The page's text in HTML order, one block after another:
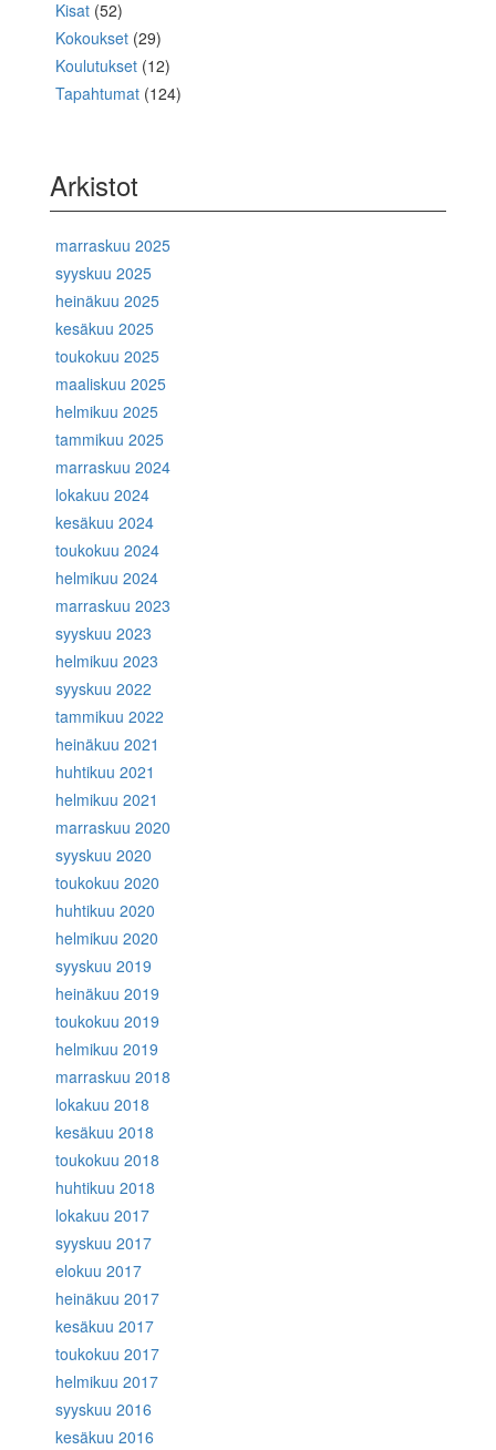
Kisat (52)
Kokoukset (29)
Koulutukset (12)
Tapahtumat (124)
Arkistot
marraskuu 2025
syyskuu 2025
heinäkuu 2025
kesäkuu 2025
toukokuu 2025
maaliskuu 2025
helmikuu 2025
tammikuu 2025
marraskuu 2024
lokakuu 2024
kesäkuu 2024
toukokuu 2024
helmikuu 2024
marraskuu 2023
syyskuu 2023
helmikuu 2023
syyskuu 2022
tammikuu 2022
heinäkuu 2021
huhtikuu 2021
helmikuu 2021
marraskuu 2020
syyskuu 2020
toukokuu 2020
huhtikuu 2020
helmikuu 2020
syyskuu 2019
heinäkuu 2019
toukokuu 2019
helmikuu 2019
marraskuu 2018
lokakuu 2018
kesäkuu 2018
toukokuu 2018
huhtikuu 2018
lokakuu 2017
syyskuu 2017
elokuu 2017
heinäkuu 2017
kesäkuu 2017
toukokuu 2017
helmikuu 2017
syyskuu 2016
kesäkuu 2016